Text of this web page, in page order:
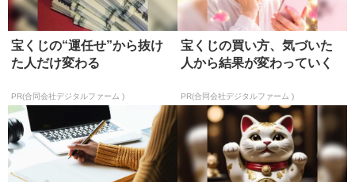
宝くじの“運任せ”から抜け
た人だけ変わる
PR(合同会社デジタルファーム )
宝くじの買い方、気づいた
人から結果が変わっていく
PR(合同会社デジタルファーム )